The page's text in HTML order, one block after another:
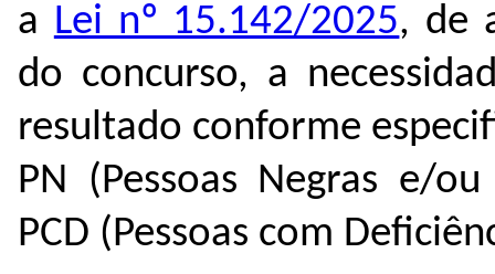
a Lei nº 15.142/2025, de
do concurso, a
resultado conforme
PN (Pessoas Negras e/
PCD (Pessoas com